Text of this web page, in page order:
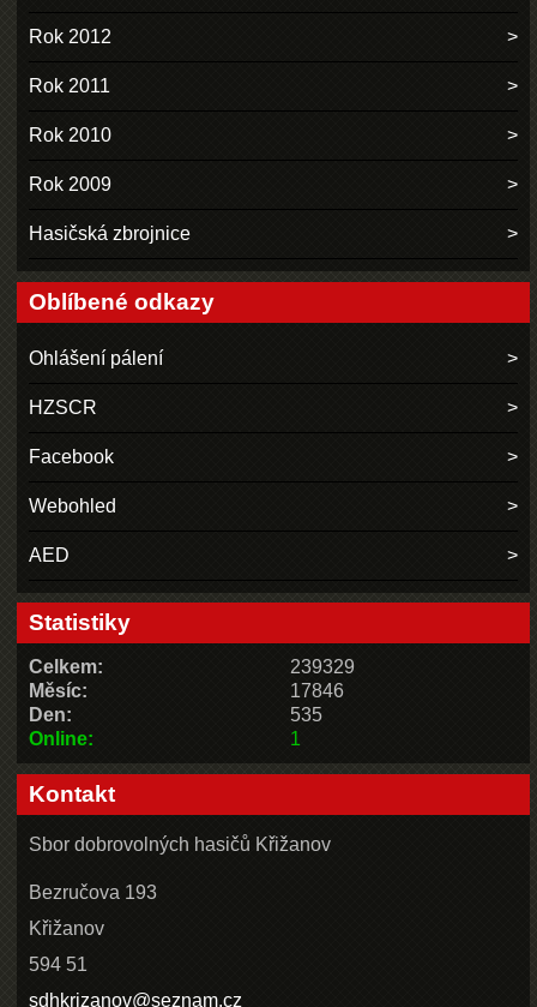
Rok 2012
Rok 2011
Rok 2010
Rok 2009
Hasičská zbrojnice
Oblíbené odkazy
Ohlášení pálení
HZSCR
Facebook
Webohled
AED
Statistiky
Online: 1
Celkem:
239329
Měsíc:
17846
Den:
535
Kontakt
Sbor dobrovolných hasičů Křižanov
Bezručova 193
Křižanov
594 51
sdhkrizanov@seznam.cz